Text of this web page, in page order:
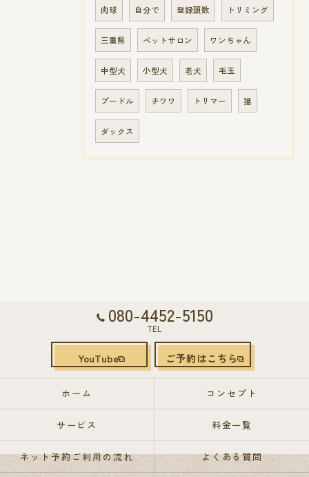
肉球 自分で 登録頭数 トリミング
三重県 ペットサロン ワンちゃん
中型犬 小型犬 老犬 毛玉
プードル チワワ トリマー 猫
ダックス
080-4452-5150
TEL
YouTube ご予約はこちら
ホーム コンセプト
サービス 料金一覧
ネット予約ご利用の流れ よくある質問